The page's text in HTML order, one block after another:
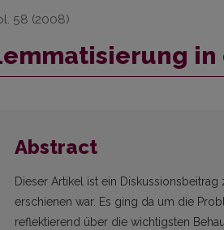
58 (2008)
Abstract
Dieser Artikel ist ein
erschienen war. Es ging da um die
reflektierend über die wichtigsten